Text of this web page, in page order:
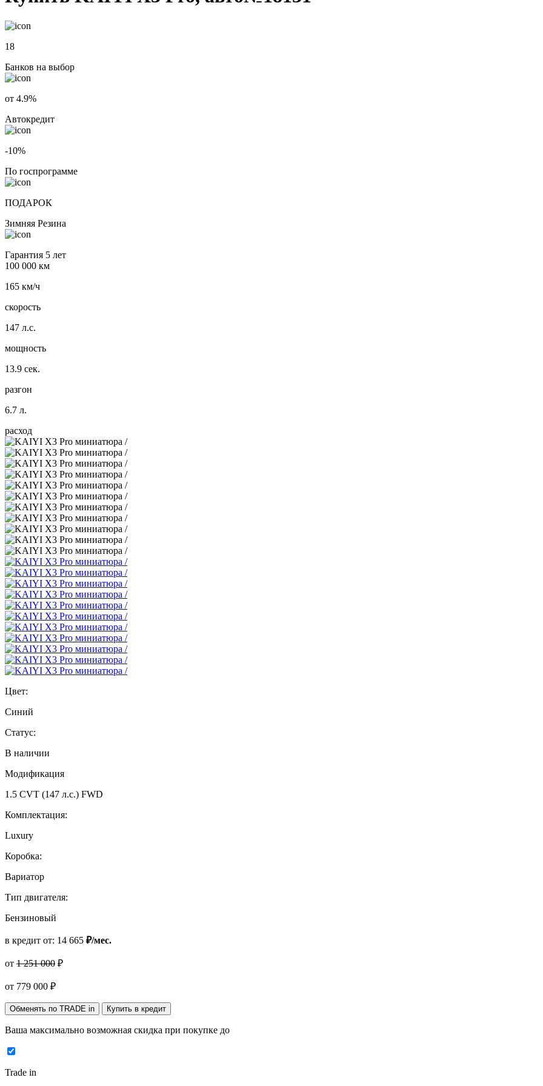
18
Банков на выбор
от 4.9%
Автокредит
-10%
По госпрограмме
ПОДАРОК
Зимняя Резина
Гарантия 5 лет
100 000 км
165 км/ч
скорость
147 л.с.
мощность
13.9 сек.
разгон
6.7 л.
расход
Цвет:
Синий
Статус:
В наличии
Модификация
1.5 CVT (147 л.с.) FWD
Комплектация:
Luxury
Коробка:
Вариатор
Тип двигателя:
Бензиновый
в кредит от: 14 665 ₽/мес.
от 1 251 000 ₽
от 779 000 ₽
Обменять по TRADE in Купить в кредит
Ваша максимально возможная скидка при покупке до
Trade in